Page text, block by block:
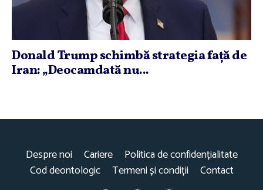
Donald Trump schimbă strategia faţă de
Iran: „Deocamdată nu...
Despre noi Cariere
Politica de confidențialitate
Cod deontologic
Termeni și condiții Contact